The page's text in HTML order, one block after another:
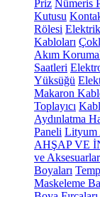
Priz Nümeris
Kutusu
Rölesi Elektrik
Kabloları
Akım
Saatleri
Yüksüğü
Makaron
Toplayıcı
Aydınlatma
Paneli Lityum
AHŞAP VE
ve
Boyaları
Maskeleme